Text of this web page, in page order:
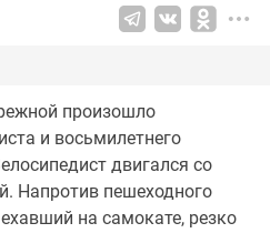
произошло
и восьмилетнего
двигался со
Напротив пешеходного
на самокате, резко